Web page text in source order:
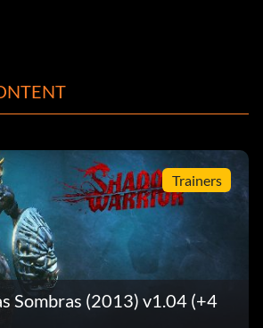
Trainers
Sombras (2013) v1.04 (+4